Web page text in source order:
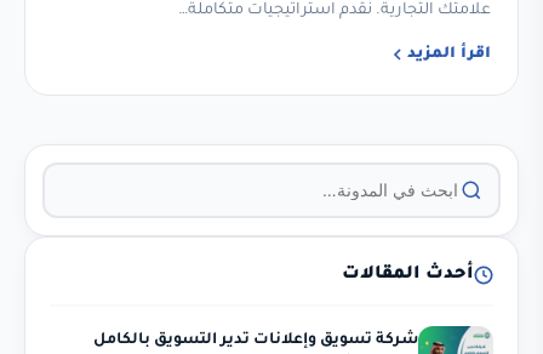
علامتك التجارية. نقدم استراتيجيات متكاملة…
اقرأ المزيد
أحدث المقالات
شركة تسويق وإعلانات تدير التسويق بالكامل